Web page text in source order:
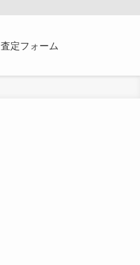
査定フォーム